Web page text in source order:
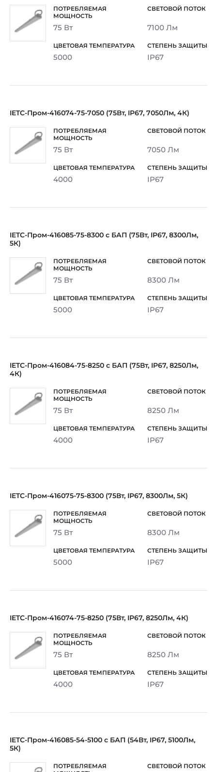
75 Вт 7100 Лм
5000 IP67
IETC-Пром-416074-75-7050 (75Вт, IP67, 7050Лм, 4К)
75 Вт 7050 Лм
4000 IP67
IETC-Пром-416085-75-8300 с БАП (75Вт, IP67, 8300Лм,
5К)
75 Вт 8300 Лм
5000 IP67
IETC-Пром-416084-75-8250 с БАП (75Вт, IP67, 8250Лм,
4К)
75 Вт 8250 Лм
4000 IP67
IETC-Пром-416075-75-8300 (75Вт, IP67, 8300Лм, 5К)
75 Вт 8300 Лм
5000 IP67
IETC-Пром-416074-75-8250 (75Вт, IP67, 8250Лм, 4К)
75 Вт 8250 Лм
4000 IP67
IETC-Пром-416085-54-5100 с БАП (54Вт, IP67, 5100Лм,
5К)